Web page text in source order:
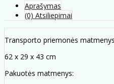
Aprašymas
(0) Atsiliepimai
Transporto priemonės
62 x 29 x 43 cm
Pakuotės matmenys: